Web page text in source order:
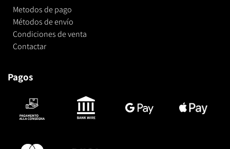
Metodos de pago
Métodos de envío
Condiciones de venta
Contactar
Pagos